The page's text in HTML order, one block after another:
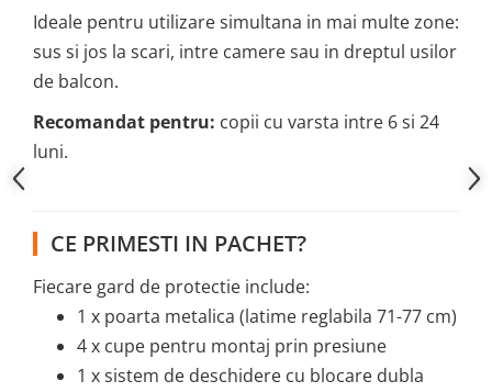
Ideale pentru utilizare simultana in mai multe zone:
sus si jos la scari, intre camere sau in dreptul usilor
de balcon.
Recomandat pentru: copii cu varsta intre 6 si 24
luni.
CE PRIMESTI IN PACHET?
Fiecare gard de protectie include:
1 x poarta metalica (latime reglabila 71-77 cm)
4 x cupe pentru montaj prin presiune
1 x sistem de deschidere cu blocare dubla